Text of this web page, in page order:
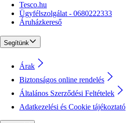
Tesco.hu
Ügyfélszolgálat - 0680222333
Áruházkereső
Segítünk
Árak
Biztonságos online rendelés
Általános Szerződési Feltételek
Adatkezelési és Cookie tájékoztató